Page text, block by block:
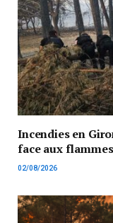
Incendies en
face aux flammes
02/08/2026